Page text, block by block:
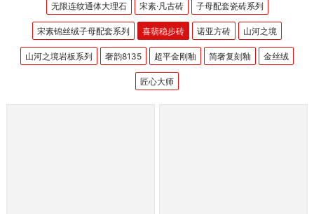
无限连纹通体大理石 宋素·凡古砖 子母配套瓷砖系列
宋素锦丝绒子母配套系列 喜翡稳步砖 诺亚方砖 山河之境
山河之境岩板系列 奢韵8135 超平金刚釉 简奢复刻釉 金丝绒
匠心大师